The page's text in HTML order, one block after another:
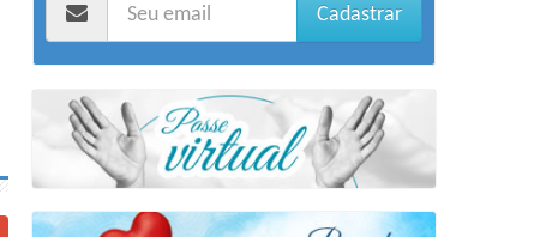
Cadastrar